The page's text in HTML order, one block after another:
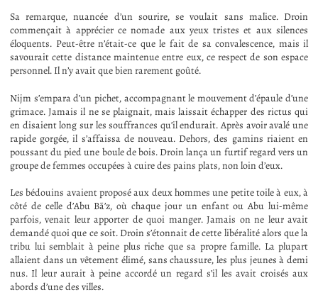
Sa remarque, nuancée d’un sourire, se voulait sans malice. Droin
commençait à apprécier ce nomade aux yeux tristes et aux silences
éloquents. Peut-être n’était-ce que le fait de sa convalescence, mais il
savourait cette distance maintenue entre eux, ce respect de son espace
personnel. Il n’y avait que bien rarement goûté.
Nijm s’empara d’un pichet, accompagnant le mouvement d’épaule d’une
grimace. Jamais il ne se plaignait, mais laissait échapper des rictus qui
en disaient long sur les souffrances qu’il endurait. Après avoir avalé une
rapide gorgée, il s’affaissa de nouveau. Dehors, des gamins riaient en
poussant du pied une boule de bois. Droin lança un furtif regard vers un
groupe de femmes occupées à cuire des pains plats, non loin d’eux.
Les bédouins avaient proposé aux deux hommes une petite toile à eux, à
côté de celle d’Abu Bā’z, où chaque jour un enfant ou Abu lui-même
parfois, venait leur apporter de quoi manger. Jamais on ne leur avait
demandé quoi que ce soit. Droin s’étonnait de cette libéralité alors que la
tribu lui semblait à peine plus riche que sa propre famille. La plupart
allaient dans un vêtement élimé, sans chaussure, les plus jeunes à demi
nus. Il leur aurait à peine accordé un regard s’il les avait croisés aux
abords d’une des villes.